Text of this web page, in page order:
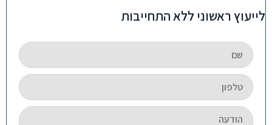
לייעוץ ראשוני ללא התחייבות